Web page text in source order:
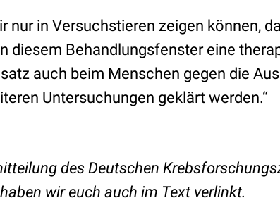
nur in Versuchstieren zeigen können,
diesem Behandlungsfenster eine
auch beim Menschen gegen die
Untersuchungen geklärt werden.“
des Deutschen
haben wir euch auch im Text verlinkt.